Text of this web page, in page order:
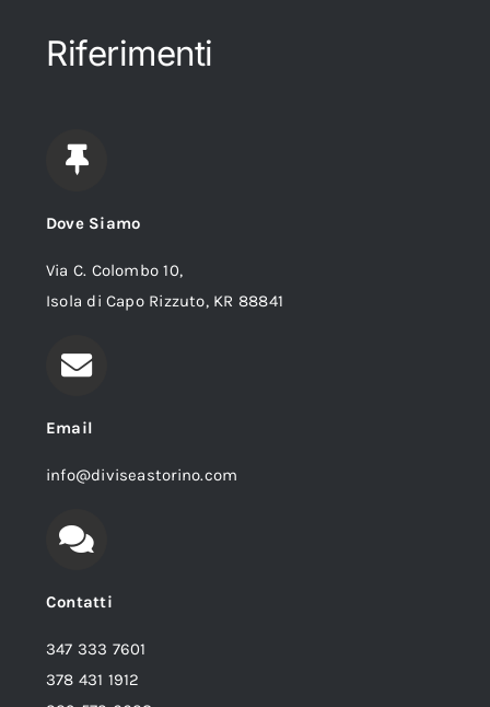
Riferimenti
Dove Siamo
Via C. Colombo 10,
Isola di Capo Rizzuto, KR 88841
Email
info@diviseastorino.com
Contatti
347 333 7601
378 431 1912